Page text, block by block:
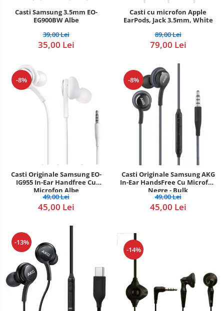
POS/Scanere coduri de bare
Scule electrice
Smartwatch
Casti Samsung 3.5mm EO-
EG900BW Albe
39,00 Lei
35,00 Lei
Casti cu microfon Apple
EarPods, Jack 3.5mm, White
89,00 Lei
79,00 Lei
-8%
Casti Originale Samsung EO-
IG955 In-Ear Handfree Cu
Microfon Albe
49,00 Lei
45,00 Lei
-8%
Casti Originale Samsung AKG
In-Ear HandsFree Cu Microfon
Negre - Bulk
49,00 Lei
45,00 Lei
-13%
-14%